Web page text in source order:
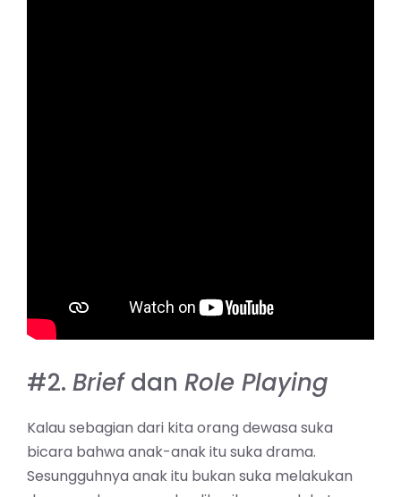
#2. Briefdan Role Playing
Kalau sebagian dari kita orang dewasa suka
bicara bahwa anak-anak itu suka drama.
Sesungguhnya anak itu bukan suka melakukan